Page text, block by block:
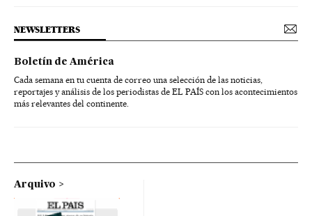
NEWSLETTERS
Boletín de América
Cada semana en tu cuenta de correo una selección de las noticias,
reportajes y análisis de los periodistas de EL PAÍS con los acontecimientos
más relevantes del continente.
Arquivo